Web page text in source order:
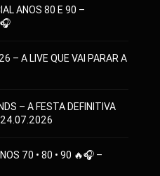
ANOS 80 E 90 –
– A LIVE QUE VAI PARAR A
– A FESTA DEFINITIVA
24.07.2026
70 • 80 • 90 🔥🎧 –